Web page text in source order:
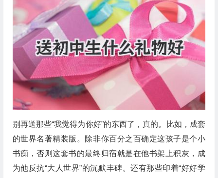
别再送那些“我觉得为你好”的东西了，真的。比如，成套
的世界名著精装版。除非你百分之百确定这孩子是个小
书痴，否则这套书的最终归宿就是在他书架上积灰，成
为他反抗“大人世界”的沉默丰碑。还有那些印着“好好学